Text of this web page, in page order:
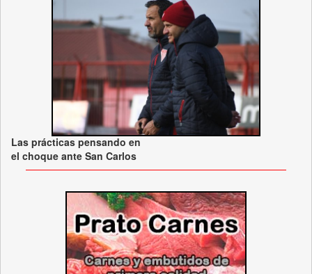
Las prácticas pensando en
el choque ante San Carlos